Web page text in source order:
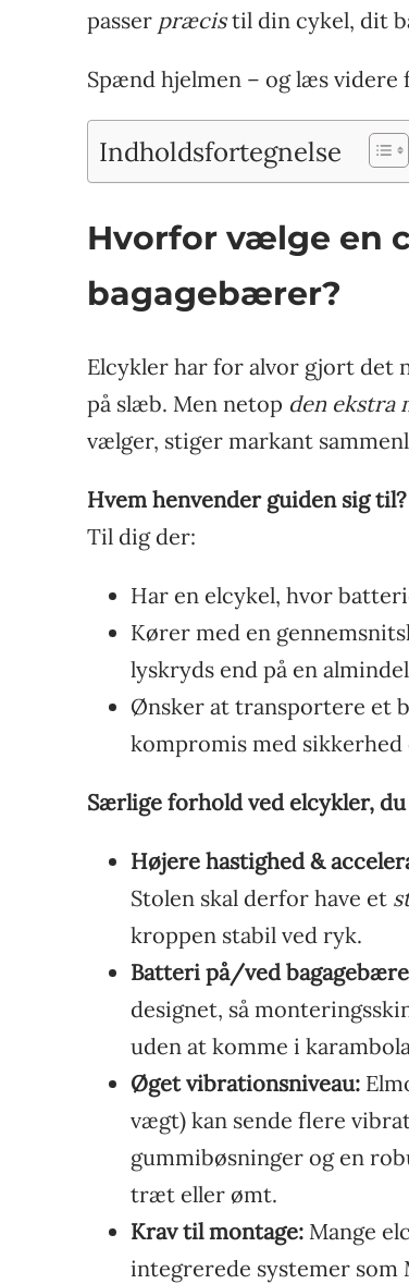
passer præcistil din cykel, dit
Spænd hjelmen – og læs
Indholdsfortegnelse
Hvorfor vælge en
bagagebærer?
Elcykler har for alvor gjort det
på slæb. Men netop den ekstra
vælger, stiger markant
Hvem henvender guiden sig til?
Til dig der:
Har en elcykel, hvor
Kører med en
lyskryds end på en
Ønsker at transportere et
kompromis med
Særlige forhold ved elcykler,
Højere hastighed &
Stolen skal derfor have et
kroppen stabil ved ryk.
Batteri på/ved
designet, så
uden at komme i
Øget vibrationsniveau:
vægt) kan sende flere
gummibøsninger og en
træt eller ømt.
Krav til montage: Mange
integrerede systemer som